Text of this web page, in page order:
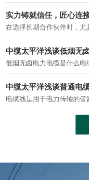
中缆太平洋浅谈低烟无
中缆太平洋浅谈普通电